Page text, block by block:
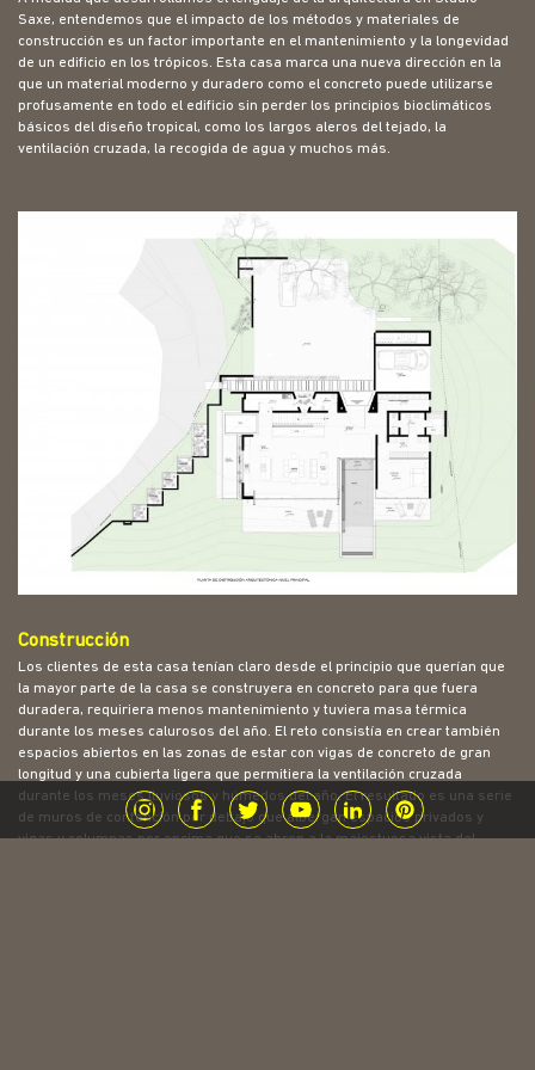
Saxe, entendemos que el impacto de los métodos y materiales de
construcción es un factor importante en el mantenimiento y la longevidad
de un edificio en los trópicos. Esta casa marca una nueva dirección en la
que un material moderno y duradero como el concreto puede utilizarse
profusamente en todo el edificio sin perder los principios bioclimáticos
básicos del diseño tropical, como los largos aleros del tejado, la
ventilación cruzada, la recogida de agua y muchos más.
Construcción
Los clientes de esta casa tenían claro desde el principio que querían que
la mayor parte de la casa se construyera en concreto para que fuera
duradera, requiriera menos mantenimiento y tuviera masa térmica
durante los meses calurosos del año. El reto consistía en crear también
espacios abiertos en las zonas de estar con vigas de concreto de gran
longitud y una cubierta ligera que permitiera la ventilación cruzada
durante los meses lluviosos y húmedos del año. El resultado es una serie
de muros de contención por debajo que albergan espacios privados y
vigas y columnas por encima que se abren a la majestuosa vista del